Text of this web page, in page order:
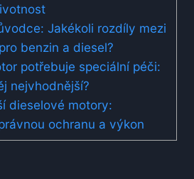
Jakékoli rozdíly mezi
benzin a diesel?
potřebuje speciální péči:
nejvhodnější?
dieselové motory:
ochranu a výkon